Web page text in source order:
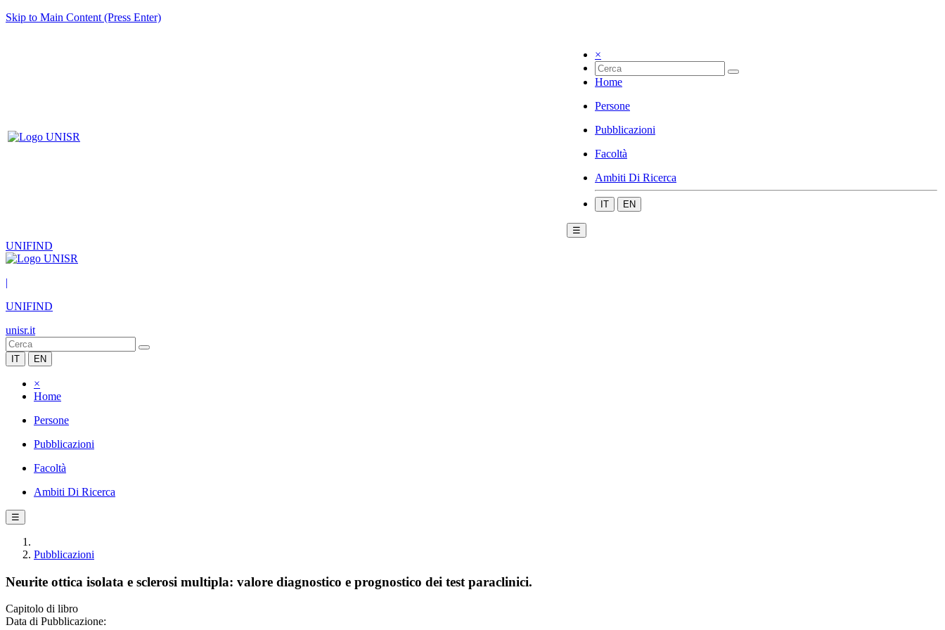
Skip to Main Content (Press Enter)
×
Home
Persone
Pubblicazioni
Facoltà
Ambiti Di Ricerca
IT EN
☰
UNIFIND
|
UNIFIND
unisr.it
IT EN
×
Home
Persone
Pubblicazioni
Facoltà
Ambiti Di Ricerca
☰
Pubblicazioni
Neurite ottica isolata e sclerosi multipla: valore diagnostico e prognostico dei test paraclinici.
Capitolo di libro
Data di Pubblicazione: